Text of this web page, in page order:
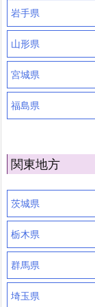
岩手県
山形県
宮城県
福島県
関東地方
茨城県
栃木県
群馬県
埼玉県